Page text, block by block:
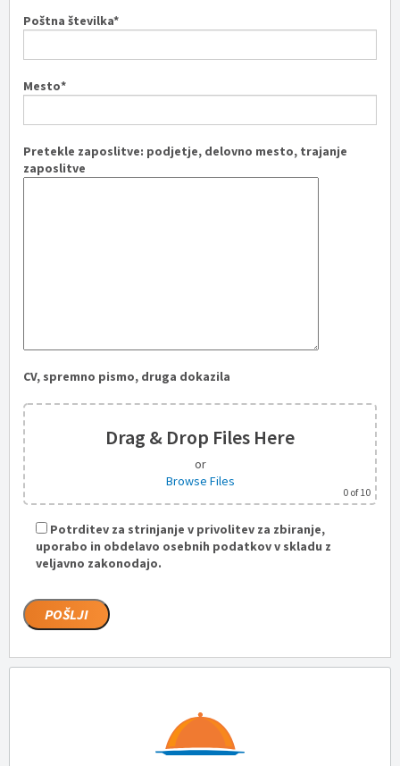
Poštna številka*
Mesto*
Pretekle zaposlitve: podjetje, delovno mesto, trajanje
zaposlitve
CV, spremno pismo, druga dokazila
Drag & Drop Files Here
or
Browse Files
0 of 10
Potrditev za strinjanje v privolitev za zbiranje,
uporabo in obdelavo osebnih podatkov v skladu z
veljavno zakonodajo.